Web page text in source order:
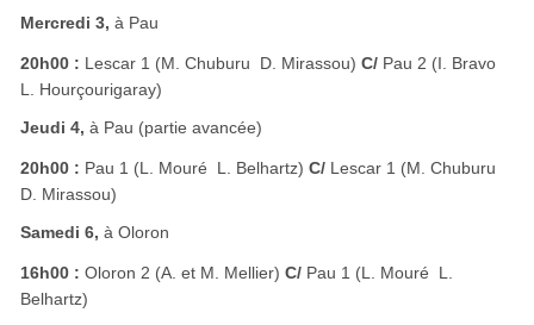
Mercredi 3, à Pau
20h00 : Lescar 1 (M. Chuburu  D. Mirassou)C/ Pau 2 (I. Bravo 
L. Hourçourigaray)
Jeudi 4,à Pau (partie avancée)
20h00 : Pau 1 (L. Mouré  L. Belhartz)C/ Lescar 1 (M. Chuburu 
D. Mirassou)
Samedi 6,à Oloron
16h00 : Oloron 2 (A. et M. Mellier)C/ Pau 1 (L. Mouré  L.
Belhartz)